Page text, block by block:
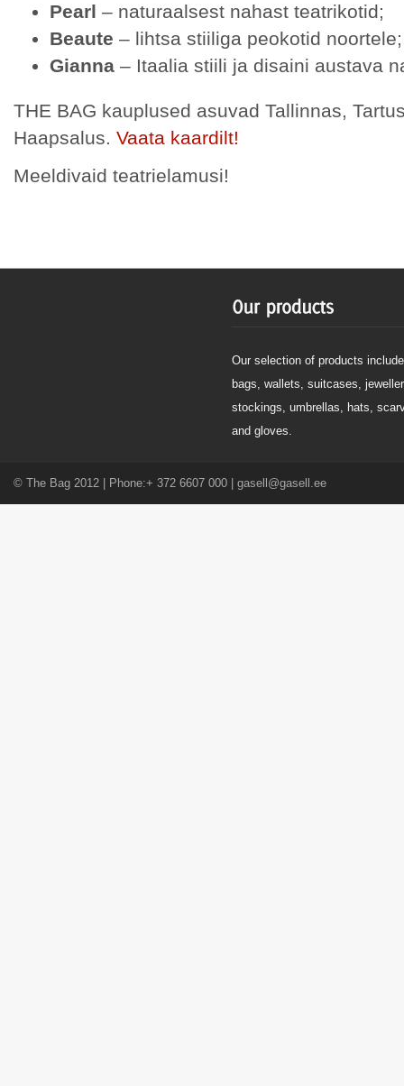
Pearl – naturaalsest nahast teatrikotid;
Beaute – lihtsa stiiliga peokotid noortele;
Gianna – Itaalia stiili ja disaini austava
THE BAG kauplused asuvad Tallinnas,
Haapsalus. Vaata kaardilt!
Meeldivaid teatrielamusi!
Our selection of products
bags, wallets, suitcases,
stockings, umbrellas, hats,
and gloves.
© The Bag 2012 | Phone:+ 372 6607 000 | gasell@gasell.ee